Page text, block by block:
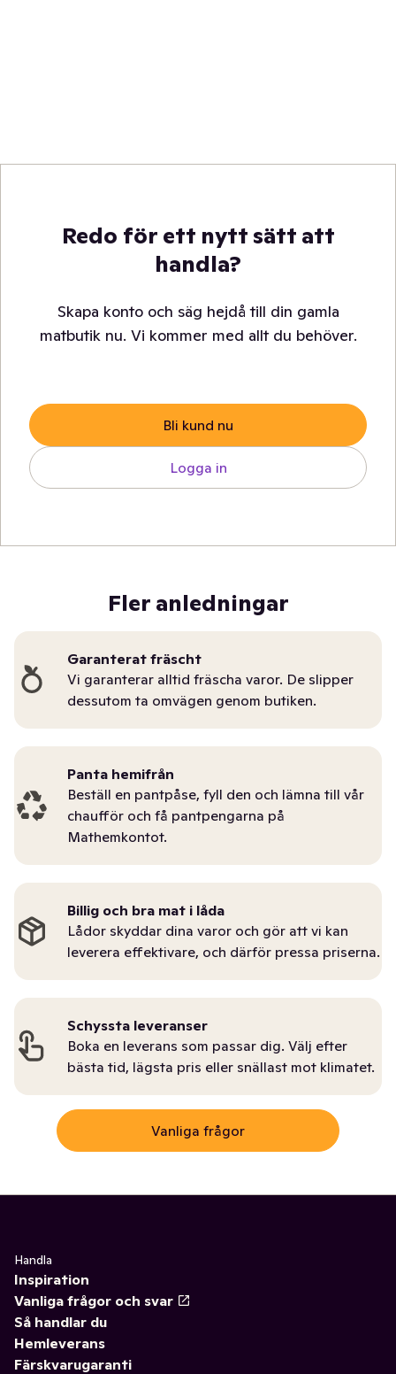
Redo för ett nytt sätt att
handla?
Skapa konto och säg hejdå till din gamla
matbutik nu. Vi kommer med allt du behöver.
Bli kund nu
Logga in
Fler anledningar
Garanterat fräscht
Vi garanterar alltid fräscha varor. De slipper
dessutom ta omvägen genom butiken.
Panta hemifrån
Beställ en pantpåse, fyll den och lämna till vår
chaufför och få pantpengarna på
Mathemkontot.
Billig och bra mat i låda
Lådor skyddar dina varor och gör att vi kan
leverera effektivare, och därför pressa priserna.
Schyssta leveranser
Boka en leverans som passar dig. Välj efter
bästa tid, lägsta pris eller snällast mot klimatet.
Vanliga frågor
Handla
Inspiration
Vanliga frågor och svar
Så handlar du
Hemleverans
Färskvarugaranti